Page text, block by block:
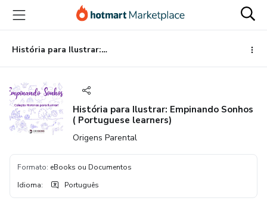
para
conteúdo
principal
para
pagamento
para
rodapé
História para Ilustrar: Empinando Sonhos ( Portuguese learners)
História para Ilustrar: Empinando Sonhos
( Portuguese learners)
Origens Parental
Formato: eBooks ou Documentos
Idioma: Português